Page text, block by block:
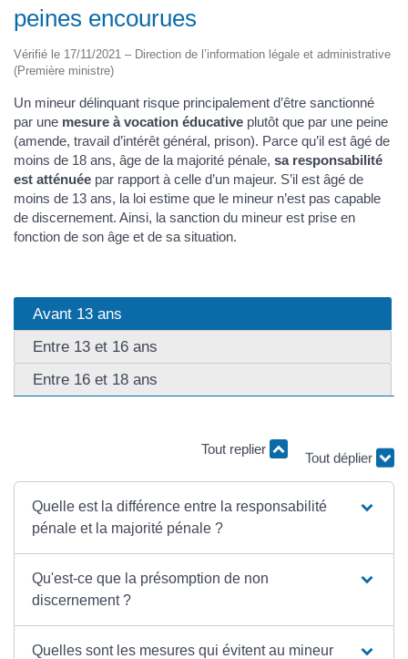
peines encourues
Vérifié le 17/11/2021 – Direction de l’information légale et administrative
(Première ministre)
Un mineur délinquant risque principalement d’être sanctionné
par une mesure à vocation éducative plutôt que par une peine
(amende, travail d’intérêt général, prison). Parce qu’il est âgé de
moins de 18 ans, âge de la majorité pénale, sa responsabilité
est atténuée par rapport à celle d’un majeur. S’il est âgé de
moins de 13 ans, la loi estime que le mineur n’est pas capable
de discernement. Ainsi, la sanction du mineur est prise en
fonction de son âge et de sa situation.
Avant 13 ans
Entre 13 et 16 ans
Entre 16 et 18 ans
Tout replier Tout déplier
Quelle est la différence entre la responsabilité
pénale et la majorité pénale ?
Qu'est-ce que la présomption de non
discernement ?
Quelles sont les mesures qui évitent au mineur